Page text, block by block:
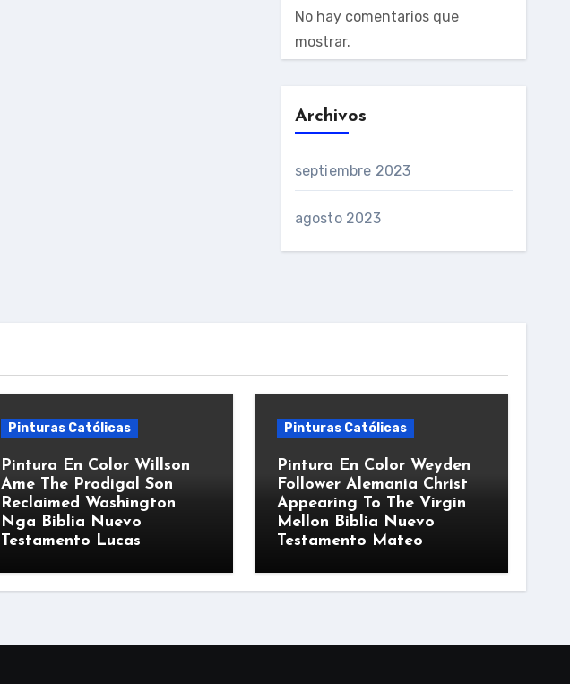
No hay comentarios que
mostrar.
Archivos
septiembre 2023
agosto 2023
Pinturas Católicas
Pintura En Color Willson
Ame The Prodigal Son
Reclaimed Washington
Nga Biblia Nuevo
Testamento Lucas
Pinturas Católicas
Pintura En Color Weyden
Follower Alemania Christ
Appearing To The Virgin
Mellon Biblia Nuevo
Testamento Mateo